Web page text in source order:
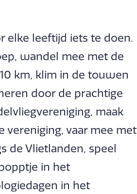
elke leeftijd iets te doen.
wandel mee met de
km, klim in de touwen
door de prachtige
maak
vereniging, vaar mee met
de Vlietlanden, speel
in het
in het